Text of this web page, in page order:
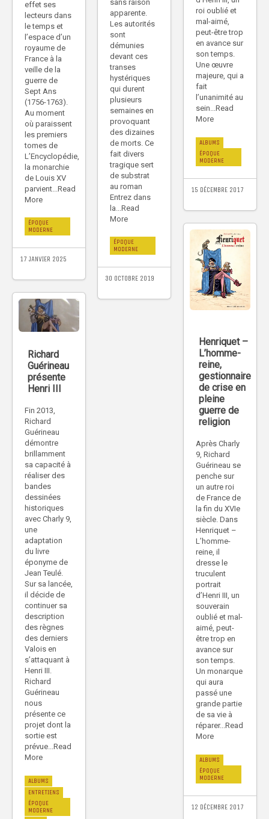
effet ses
lecteurs dans
le temps et
l’espace d’un
royaume de
France à la
veille de la
guerre de
Sept Ans
(1756-1763).
Au moment
où paraissent
les premiers
tomes de
L’Encyclopédie,
la monarchie
de Louis XV
parvient...Read
More
ÉPOQUE
MODERNE
17 JANVIER 2025
sans raison
apparente.
Les autorités
sont
démunies
devant ces
transes
hystériques
qui durent
plusieurs
semaines en
provoquant
des dizaines
de morts. Ce
fait divers
tragique sert
de substrat
au roman
Entrez dans
la...Read
More
ÉPOQUE
MODERNE
30 OCTOBRE 2019
roi oublié et
mal-aimé,
peut-être trop
en avance sur
son temps.
Une œuvre
majeure, qui a
fait
l’unanimité au
sein...Read
More
ALBUMS
ÉPOQUE
MODERNE
15 DÉCEMBRE 2017
Henriquet –
L’homme-
reine,
gestionnaire
de crise en
pleine
guerre de
religion
Après Charly
9, Richard
Guérineau se
penche sur
un autre roi
de France de
la fin du XVIe
siècle. Dans
Henriquet –
L’homme-
reine, il
dresse le
truculent
portrait
d’Henri III, un
souverain
oublié et mal-
aimé, peut-
être trop en
avance sur
son temps.
Un monarque
qui aura
passé une
grande partie
de sa vie à
réparer...Read
More
ALBUMS
ÉPOQUE
MODERNE
12 DÉCEMBRE 2017
Richard
Guérineau
présente
Henri III
Fin 2013,
Richard
Guérineau
démontre
brillamment
sa capacité à
réaliser des
bandes
dessinées
historiques
avec Charly 9,
une
adaptation
du livre
éponyme de
Jean Teulé.
Sur sa lancée,
il décide de
continuer sa
description
des règnes
des derniers
Valois en
s’attaquant à
Henri III.
Richard
Guérineau
nous
présente ce
projet dont la
sortie est
prévue...Read
More
ALBUMS
ENTRETIENS
ÉPOQUE
MODERNE